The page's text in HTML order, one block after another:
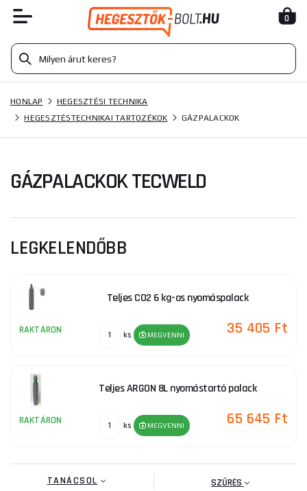
0
HONLAP
HEGESZTÉSI TECHNIKA
HEGESZTÉSTECHNIKAI TARTOZÉKOK
GÁZPALACKOK
GÁZPALACKOK TECWELD
LEGKELENDŐBB
Teljes CO2 6 kg-os nyomáspalack
RAKTÁRON ks MEGVENNI 35 405 Ft
Teljes ARGON 8L nyomástartó palack
RAKTÁRON ks MEGVENNI 65 645 Ft
TANÁCSOL SZŰRÉS